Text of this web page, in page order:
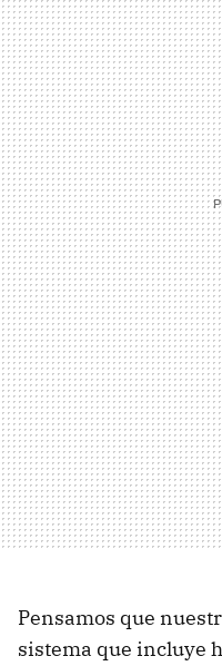
Pensamos que
sistema que incluye